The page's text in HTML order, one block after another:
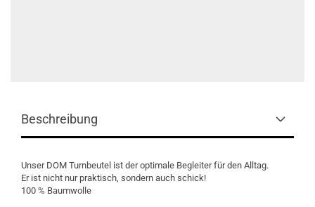
Beschreibung
Unser DOM Turnbeutel ist der optimale Begleiter für den Alltag.
Er ist nicht nur praktisch, sondern auch schick!
100 % Baumwolle